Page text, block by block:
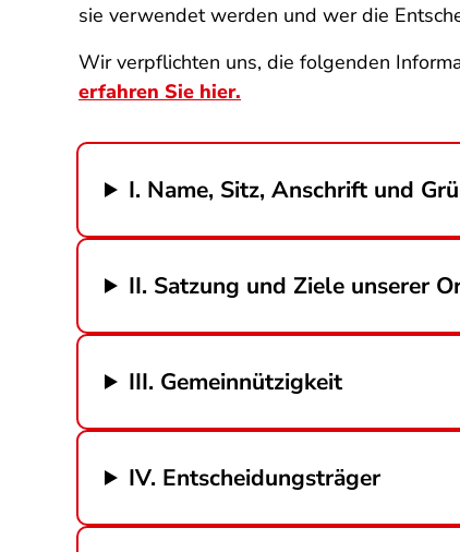
sie verwendet werden und wer die
Wir verpflichten uns, die folgenden
erfahren Sie hier.
I. Name, Sitz, Anschrift und
II. Satzung und Ziele unserer
III. Gemeinnützigkeit
IV. Entscheidungsträger